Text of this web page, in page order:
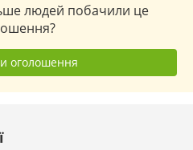
людей побачили це
оголошення